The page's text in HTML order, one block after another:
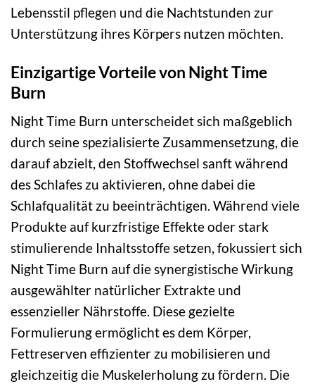
Lebensstil pflegen und die Nachtstunden zur
Unterstützung ihres Körpers nutzen möchten.
Einzigartige Vorteile von Night Time
Burn
Night Time Burn unterscheidet sich maßgeblich
durch seine spezialisierte Zusammensetzung, die
darauf abzielt, den Stoffwechsel sanft während
des Schlafes zu aktivieren, ohne dabei die
Schlafqualität zu beeinträchtigen. Während viele
Produkte auf kurzfristige Effekte oder stark
stimulierende Inhaltsstoffe setzen, fokussiert sich
Night Time Burn auf die synergistische Wirkung
ausgewählter natürlicher Extrakte und
essenzieller Nährstoffe. Diese gezielte
Formulierung ermöglicht es dem Körper,
Fettreserven effizienter zu mobilisieren und
gleichzeitig die Muskelerholung zu fördern. Die